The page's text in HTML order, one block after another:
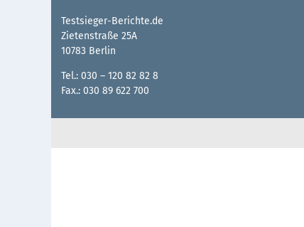
Testsieger-Berichte.de
Zietenstraße 25A
10783 Berlin
Tel.: 030 – 120 82 82 8
Fax.: 030 89 622 700